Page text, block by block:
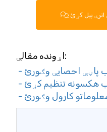
پیل کړئ
اړونده مقالې:
پاڼې احصایې وګورئ
هکسونه تنظیم کړئ
کارول وګورئ